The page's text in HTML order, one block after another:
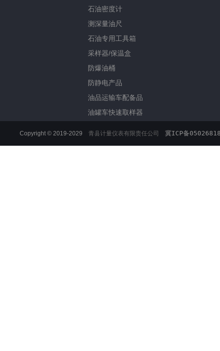
石油密度计
测深量油尺
石油专用工具箱
采样器/保温盒
防爆油桶
防静电产品
油品运输车配备品
油罐车快速取样器
Copyright © 2019-2029 青县计量仪表有限责任公司 冀ICP备